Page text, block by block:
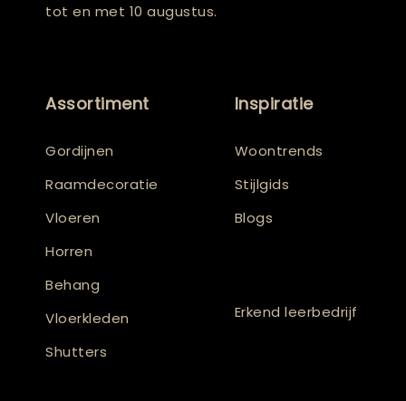
tot en met 10 augustus.
Assortiment
Gordijnen
Raamdecoratie
Vloeren
Horren
Behang
Vloerkleden
Shutters
Inspiratie
Woontrends
Stijlgids
Blogs
Erkend leerbedrijf